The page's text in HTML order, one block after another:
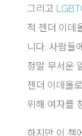
그리고
적 젠더 이데
니다. 사람들
정말 무서운
젠더 이데올
위해 여자를
하지만 이 책